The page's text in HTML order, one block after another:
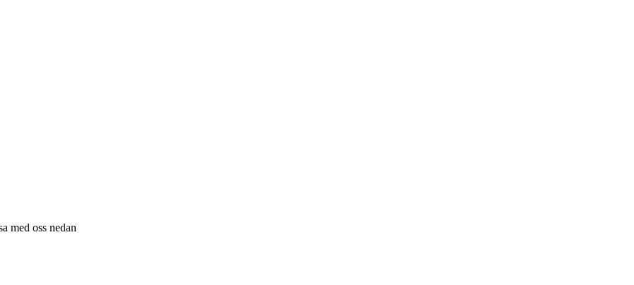
med oss nedan